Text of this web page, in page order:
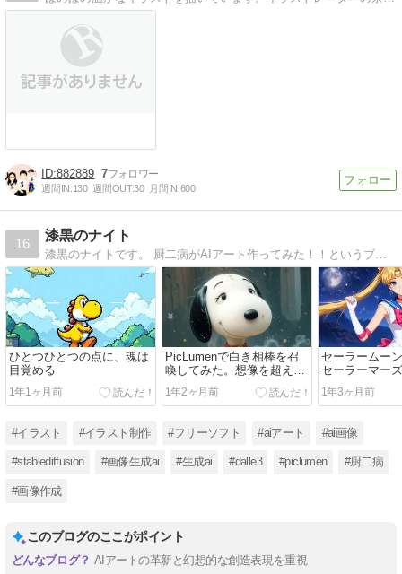
882889 7
週間IN:130 週間OUT:30 月間IN:600
16
漆黒のナイト
漆黒のナイトです。 厨二病がAIアート作ってみた！！というブログです。楽しんでいきたまえ！！
ひとつひとつの点に、魂は
目覚める
1年1ヶ月前
PicLumenで白き相棒を召
喚してみた。想像を超えた
存在、降臨！
1年2ヶ月前
セーラームー
セーラーマー
てみた
1年3ヶ月前
#イラスト #イラスト制作 #フリーソフト #aiアート #ai画像
#stablediffusion #画像生成ai #生成ai #dalle3 #piclumen #厨二病
#画像作成
このブログのここがポイント
AIアートの革新と幻想的な創造表現を重視